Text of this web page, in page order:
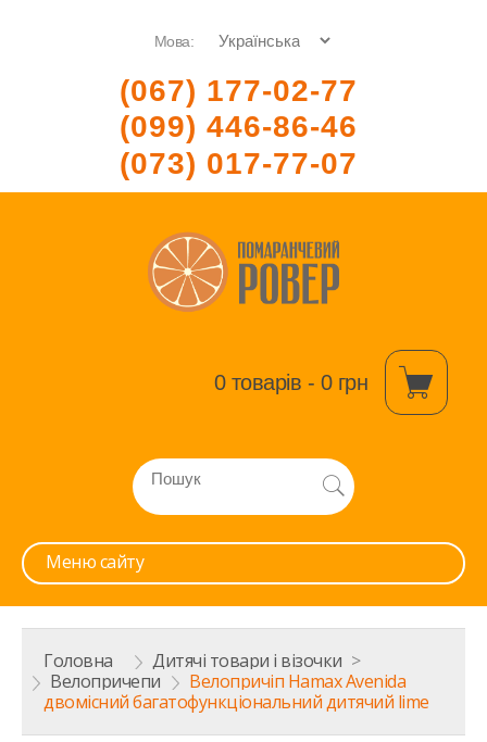
Мова:
(067) 177-02-77
(099) 446-86-46
(073) 017-77-07
0 товарів - 0 грн
Меню сайту
Головна > Дитячі товари і візочки >
Велопричепи > Велопричіп Hamax Avenida
двомісний багатофункціональний дитячий lime